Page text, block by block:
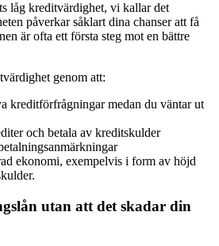
låg kreditvärdighet, vi kallar det
påverkar såklart dina chanser att få
är ofta ett första steg mot en bättre
genom att:
kreditförfrågningar medan du väntar ut
och betala av kreditskulder
ekonomi, exempelvis i form av höjd
utan att det skadar din